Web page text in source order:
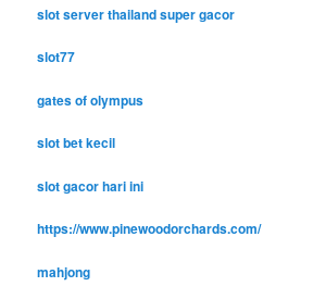
slot server thailand super gacor
slot77
gates of olympus
slot bet kecil
slot gacor hari ini
https://www.pinewoodorchards.com/
mahjong